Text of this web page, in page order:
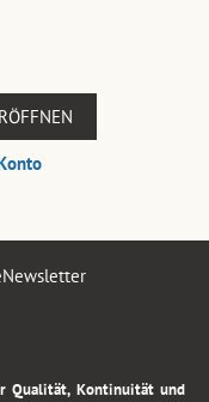
Newsletter
Qualität, Kontinuität und